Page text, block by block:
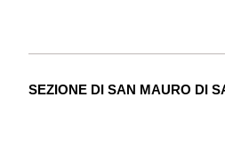
SEZIONE DI SAN MAURO DI